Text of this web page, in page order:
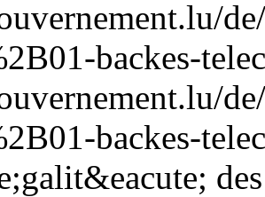
backes-
backes-